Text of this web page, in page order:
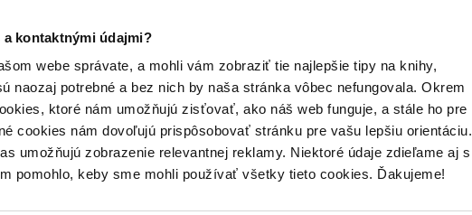
kontaktnými údajmi?
webe správate, a mohli vám zobraziť tie najlepšie tipy na knihy,
naozaj potrebné a bez nich by naša stránka vôbec nefungovala. Okrem
ktoré nám umožňujú zisťovať, ako náš web funguje, a stále ho pre
cookies nám dovoľujú prispôsobovať stránku pre vašu lepšiu orientáciu.
umožňujú zobrazenie relevantnej reklamy. Niektoré údaje zdieľame aj s
pomohlo, keby sme mohli používať všetky tieto cookies. Ďakujeme!